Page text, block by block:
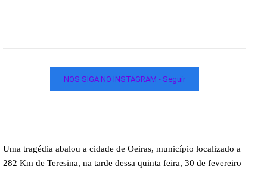
NOS SIGA NO INSTAGRAM - Seguir
Uma tragédia abalou a cidade de Oeiras, município localizado a
282 Km de Teresina, na tarde dessa quinta feira, 30 de fevereiro